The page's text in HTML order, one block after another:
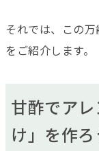
それでは、この
をご紹介します。
甘酢でア
け」を作ろ